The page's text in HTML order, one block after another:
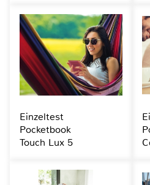
Einzeltest
Pocketbook
Touch Lux 5